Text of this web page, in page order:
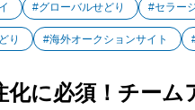
#グローバルせどり #セラー
り #海外オークションサイト
化に必須！チー
業が可能
の強化
プデートは顧客対応、プロモーシ